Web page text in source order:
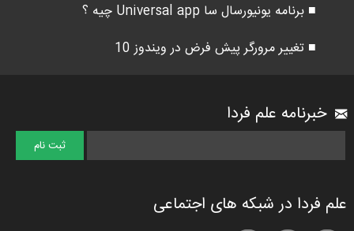
■ برنامه یونیورسال سا Universal app چیه ؟
■ تغییر مرورگر پیش فرض در ویندوز 10
خبرنامه علم فردا
علم فردا در شبکه های اجتماعی